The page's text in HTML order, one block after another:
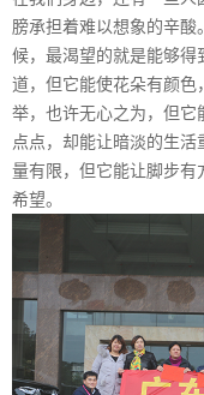
膀承担着难以想象的辛
候，最渴望的就是能够得
道，但它能使花朵有颜
举，也许无心之为，但它
点点，却能让暗淡的生
量有限，但它能让脚步
希望。